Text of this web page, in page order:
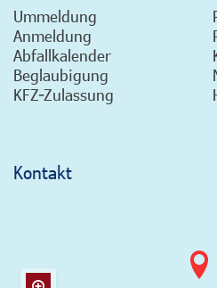
Ummeldung
Anmeldung
Abfallkalender
Beglaubigung
KFZ-Zulassung
Kontakt